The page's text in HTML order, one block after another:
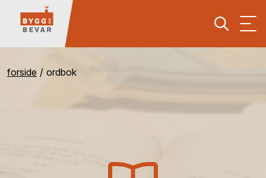
forside ordbok